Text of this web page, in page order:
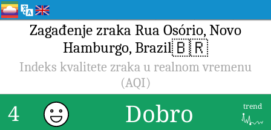
Zagađenje zraka Rua Osório, Novo
Hamburgo, Brazil🇧🇷
Indeks kvalitete zraka u realnom vremenu
(AQI)
4 Dobro trend